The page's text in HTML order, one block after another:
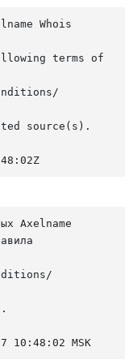
Whois
terms of
source(s).
Axelname
10:48:02 MSK